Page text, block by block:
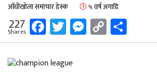
आँधीखोला समाचार डेस्क ५ वर्ष अगाडि
227
Shares Facebook
Twitter
Messenger
Copy
Link